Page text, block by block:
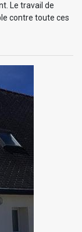
Le travail de
contre toute ces